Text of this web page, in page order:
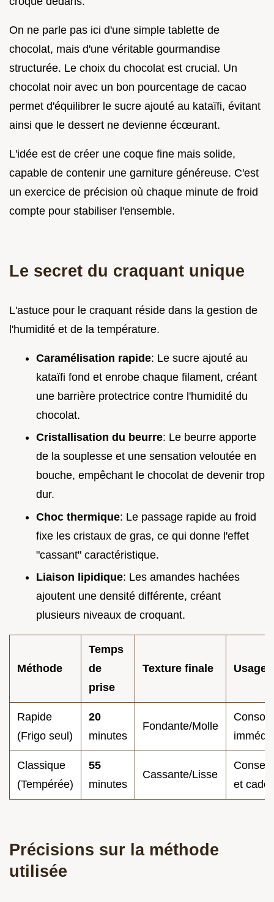
On ne parle pas ici d'une simple tablette de
chocolat, mais d'une véritable gourmandise
structurée. Le choix du chocolat est crucial. Un
chocolat noir avec un bon pourcentage de cacao
permet d'équilibrer le sucre ajouté au kataïfi, évitant
ainsi que le dessert ne devienne écœurant.
L'idée est de créer une coque fine mais solide,
capable de contenir une garniture généreuse. C'est
un exercice de précision où chaque minute de froid
compte pour stabiliser l'ensemble.
Le secret du craquant unique
L'astuce pour le craquant réside dans la gestion de
l'humidité et de la température.
Caramélisation rapide: Le sucre ajouté au
kataïfi fond et enrobe chaque filament, créant
une barrière protectrice contre l'humidité du
chocolat.
Cristallisation du beurre: Le beurre apporte
de la souplesse et une sensation veloutée en
bouche, empêchant le chocolat de devenir trop
dur.
Choc thermique: Le passage rapide au froid
fixe les cristaux de gras, ce qui donne l'effet
"cassant" caractéristique.
Liaison lipidique: Les amandes hachées
ajoutent une densité différente, créant
plusieurs niveaux de croquant.
Méthode
Temps
de
prise
Texture finale Usage
Rapide
(Frigo seul)
20
minutes
Fondante/Molle
Classique
(Tempérée)
55
minutes
Cassante/Lisse
et
Précisions sur la méthode
utilisée